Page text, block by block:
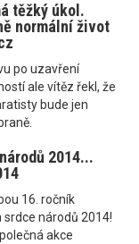
těžký úkol.
normální život
po uzavření
ale vítěz řekl, že
bude jen
2014...
16. ročník
národů 2014!
akce